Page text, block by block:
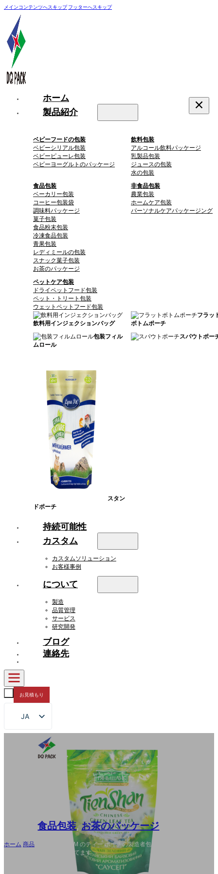
メインコンテンツへスキップ フッターへスキップ
ホーム
製品紹介
ベビーフードの包装
ベビーシリアル包装
ベビーピューレ包装
ベビーヨーグルトのパッケージ
飲料包装
アルコール飲料パッケージ
乳製品包装
ジュースの包装
水の包装
食品包装
ベーカリー包装
コーヒー包装袋
調味料パッケージ
菓子包装
食品粉末包装
冷凍食品包装
青果包装
レディミールの包装
スナック菓子包装
お茶のパッケージ
非食品包装
農業包装
ホームケア包装
パーソナルケアパッケージング
ペットケア包装
ドライペットフード包装
ペット・トリート包装
ウェットペットフード包装
飲料用インジェクションバッグ
フラッ
ボトムポーチ
包装フィル
ムロール
スパウトポー
スタン
ドポーチ
持続可能性
カスタム
カスタムソリューション
お客様事例
について
製造
品質管理
サービス
研究開発
ブログ
連絡先
お見積もり
JA
EN
食品包装,お茶のパッケージ
ホーム 商品
卸し売り、OEM のティー ポーチの製造者包む注文のティー
バッグはジッパーの袋を立てます